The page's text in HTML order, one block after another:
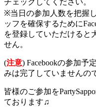
チェックしてください。
※当日の参加人数を把握
ッフを確保するために
を登録していただけると
せん。
(注意) Facebookの参加予
みは完了していませんの
皆様のご参加を
ております♫